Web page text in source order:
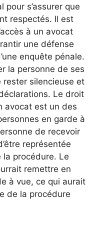
pour s’assurer que
respectés. Il est
à un avocat
une défense
enquête pénale.
la personne de ses
silencieuse et
Le droit
avocat est un des
en garde à
de recevoir
représentée
procédure. Le
remettre en
à vue, ce qui aurait
de la procédure